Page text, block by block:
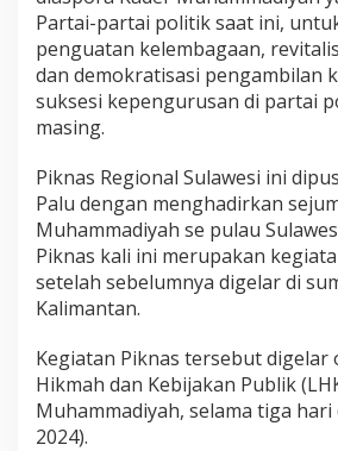
m
a
d
i
y
Partai-partai politik saat ini,
penguatan kelembagaan,
dan demokratisasi pengambilan
suksesi kepengurusan di partai
masing.
Piknas Regional Sulawesi ini
Palu dengan menghadirkan
Muhammadiyah se pulau
Piknas kali ini merupakan
setelah sebelumnya digelar di
Kalimantan.
Kegiatan Piknas tersebut digelar
Hikmah dan Kebijakan Publik
Muhammadiyah, selama tiga
2024).